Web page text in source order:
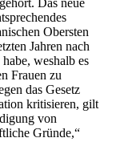
Das neue
Obersten
Jahren nach
weshalb es
Frauen zu
das Gesetz
kritisieren, gilt
von
Gründe,“